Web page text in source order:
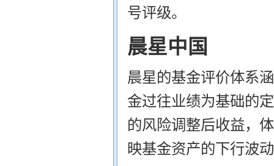
号评级。
晨星中国
晨星的基金评价体系
金过往业绩为基础的
的风险调整后收益，
映基金资产的下行波